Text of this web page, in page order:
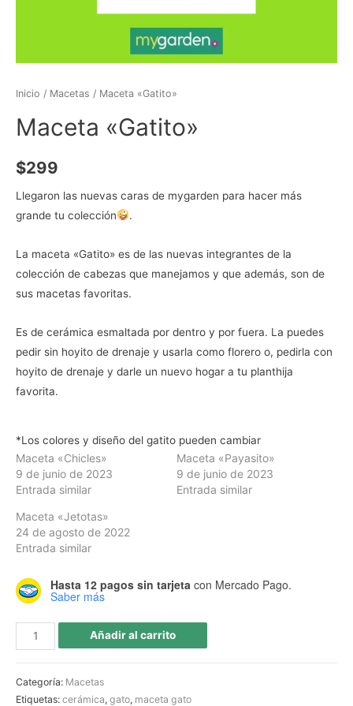
Inicio / Macetas / Maceta «Gatito»
Maceta «Gatito»
$299
Llegaron las nuevas caras de mygarden para hacer más
grande tu colección
.
La maceta «Gatito» es de las nuevas integrantes de la
colección de cabezas que manejamos y que además, son de
sus macetas favoritas.
Es de cerámica esmaltada por dentro y por fuera. La puedes
pedir sin hoyito de drenaje y usarla como florero o, pedirla con
hoyito de drenaje y darle un nuevo hogar a tu planthija
favorita.
*Los colores y diseño del gatito pueden cambiar
Maceta «Chicles»
9 de junio de 2023
Entrada similar
Maceta «Payasito»
9 de junio de 2023
Entrada similar
Maceta «Jetotas»
24 de agosto de 2022
Entrada similar
Hasta 12 pagos sin tarjeta con Mercado Pago.
Saber más
Añadir al carrito
Categoría: Macetas
Etiquetas: cerámica, gato, maceta gato